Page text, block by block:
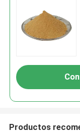
Productos